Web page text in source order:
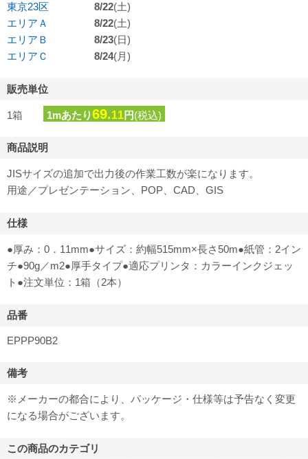
東京23区 8/22(土)
エリアＡ
8/22(土)
エリアＢ
8/23(日)
エリアＣ
8/24(月)
販売単位
1箱 1mあたり69.11円(税込)
商品説明
JISサイズの追加で出力後の作業工数が楽になります。
用途／プレゼンテーション、POP、CAD、GIS
仕様
●厚み：0．11mm●サイズ：約幅515mm×長さ50m●紙管：2イン
チ●90g／m2●厚手タイプ●適応プリンタ：カラーインクジェッ
ト●注文単位：1箱（2本）
品番
EPPP90B2
備考
※メーカーの都合により、パッケージ・仕様等は予告なく変更
になる場合がございます。
この商品のカテゴリ